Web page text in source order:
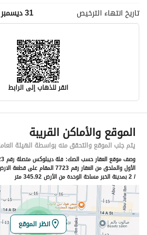
تاريخ انتهاء الترخيص 31 ديسمبر 2026
انقر للذهاب إلى الرابط
معلومات مسؤول الإعلان
اسم المسؤول
أسامه عبدالكريم
رقم المسؤول
0503208009
الموقع
المنطقة
المنطقة الشرقية
الموقع والأماكن القريبة
يتم جلب الموقع والتحقق منه بواسطة الهيئة
وصف موقع العقار حسب الصك:
/ 2 بمدينة الخبر مساحة الوحدة من الأرض 345.92 متر
انظر الموقع